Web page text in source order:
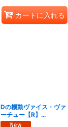
カートに入れる
Dの機動ヴァイス・ヴァ
ーチュー【R】
{26RP215/77}《水》